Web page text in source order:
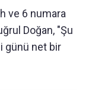
ve 6 numara
Doğan, "Şu
günü net bir